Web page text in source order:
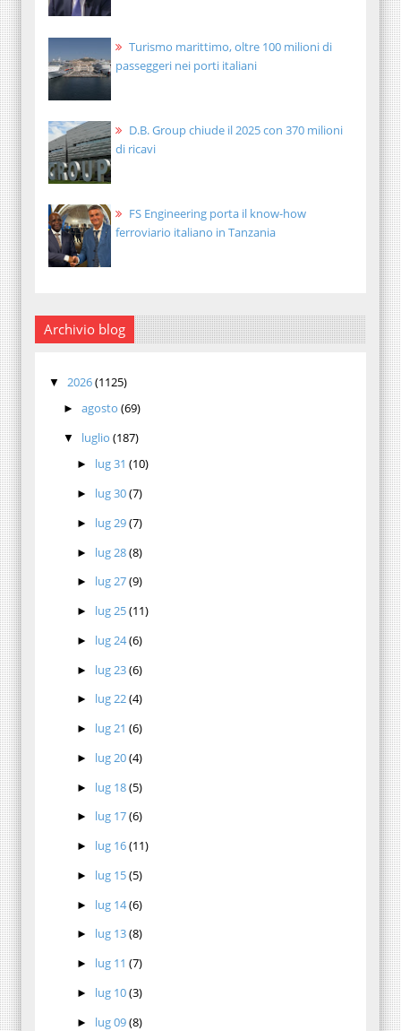
Turismo marittimo, oltre 100 milioni di
passeggeri nei porti italiani
D.B. Group chiude il 2025 con 370 milioni
di ricavi
FS Engineering porta il know-how
ferroviario italiano in Tanzania
Archivio blog
▼ 2026(1125)
► agosto (69)
▼ luglio (187)
► lug 31(10)
► lug 30(7)
► lug 29(7)
► lug 28(8)
► lug 27(9)
► lug 25(11)
► lug 24(6)
► lug 23(6)
► lug 22(4)
► lug 21(6)
► lug 20(4)
► lug 18(5)
► lug 17(6)
► lug 16(11)
► lug 15(5)
► lug 14(6)
► lug 13(8)
► lug 11(7)
► lug 10(3)
► lug 09(8)